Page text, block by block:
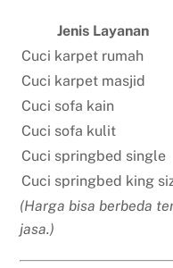
Jenis Layanan
Cuci karpet rumah
Cuci karpet masjid
Cuci sofa kain
Cuci sofa kulit
Cuci springbed single
Cuci springbed king
(Harga bisa berbeda
jasa.)